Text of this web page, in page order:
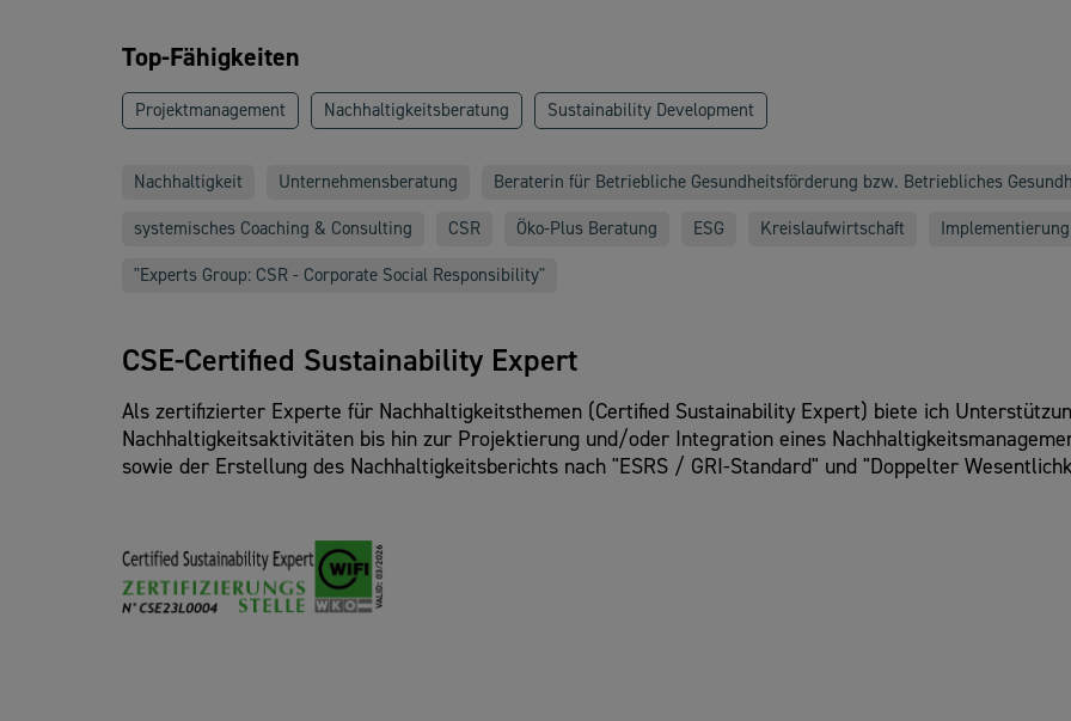
Top-Fähigkeiten
Projektmanagement Nachhaltigkeitsberatung Sustainability Development
Nachhaltigkeit Unternehmensberatung
Beraterin für Betriebliche Gesundheitsförderung bzw. Betriebliches
systemisches Coaching & Consulting
CSR Öko-Plus Beratung ESG Kreislaufwirtschaft
"Experts Group: CSR - Corporate Social Responsibility"
CSE-Certified Sustainability Expert
Als zertifizierter Experte für Nachhaltigkeitsthemen (Certified Sustainability Expert) biete ich
Nachhaltigkeitsaktivitäten bis hin zur Projektierung und/oder Integration eines
sowie der Erstellung des Nachhaltigkeitsberichts nach "ESRS / GRI-Standard" und "Doppelter